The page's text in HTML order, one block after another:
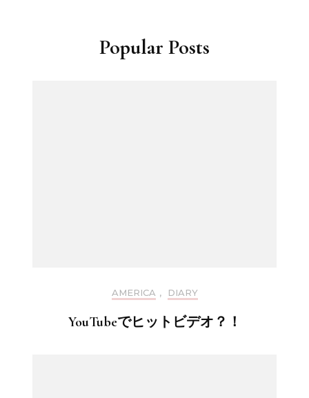
Popular Posts
AMERICA , DIARY
YouTubeでヒットビデオ？！